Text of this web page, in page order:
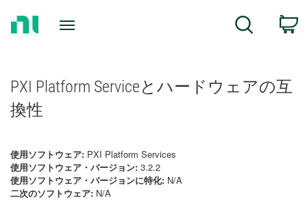
Search
PXI Platform Serviceとハードウェアの互
換性
使用ソフトウェア: PXI Platform Services
使用ソフトウェア・バージョン: 3.2.2
使用ソフトウェア・バージョンに特化: N/A
二次のソフトウェア: N/A